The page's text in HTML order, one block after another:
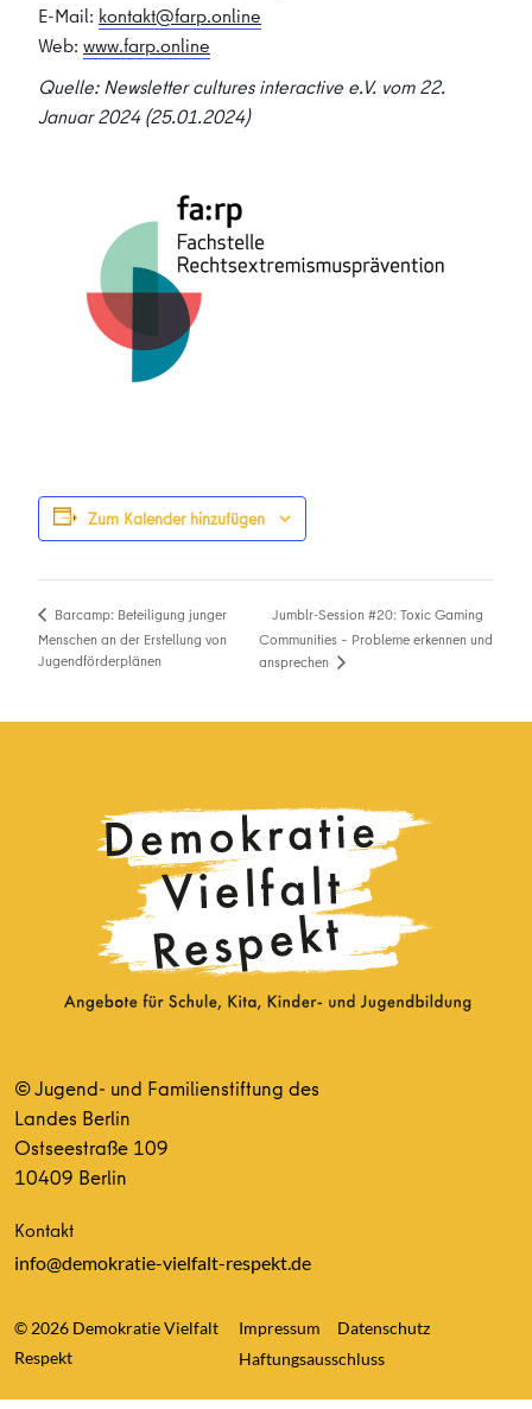
E-Mail: kontakt@farp.online
Web: www.farp.online
Quelle: Newsletter cultures interactive e.V. vom 22.
Januar 2024 (25.01.2024)
Zum Kalender hinzufügen
Barcamp: Beteiligung junger
Menschen an der Erstellung von
Jugendförderplänen
Jumblr-Session #20: Toxic Gaming
Communities – Probleme erkennen und
ansprechen
© Jugend- und Familienstiftung des
Landes Berlin
Ostseestraße 109
10409 Berlin
Kontakt
info@demokratie-vielfalt-respekt.de
© 2026 Demokratie Vielfalt
Respekt
Impressum
Datenschutz
Haftungsausschluss